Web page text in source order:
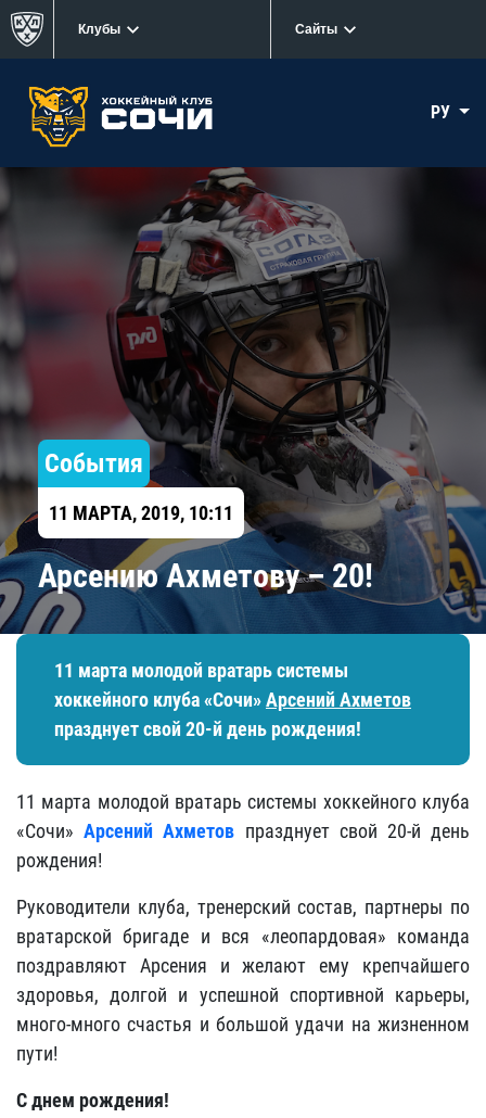
Клубы Сайты
РУ
События
11 МАРТА, 2019, 10:11
​Арсению Ахметову – 20!
11 марта молодой вратарь системы
хоккейного клуба «Сочи»Арсений Ахметов
празднует свой 20-й день рождения!
11 марта молодой вратарь системы хоккейного клуба
«Сочи»Арсений Ахметов празднует свой 20-й день
рождения!
Руководители клуба, тренерский состав, партнеры по
вратарской бригаде и вся «леопардовая» команда
поздравляют Арсения и желают ему крепчайшего
здоровья, долгой и успешной спортивной карьеры,
много-много счастья и большой удачи на жизненном
пути!
С днем рождения!